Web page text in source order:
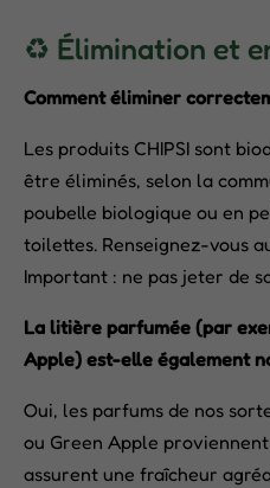
♻️ Élimination et
Comment éliminer
Les produits CHIPSI sont
être éliminés, selon la
poubelle biologique ou en
toilettes. Renseignez-vous
Important : ne pas jeter de
La litière parfumée (par
Apple) est-elle également
Oui, les parfums de nos
ou Green Apple
assurent une fraîcheur